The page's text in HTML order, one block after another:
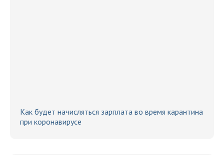
Как будет начисляться зарплата во время карантина
при коронавирусе